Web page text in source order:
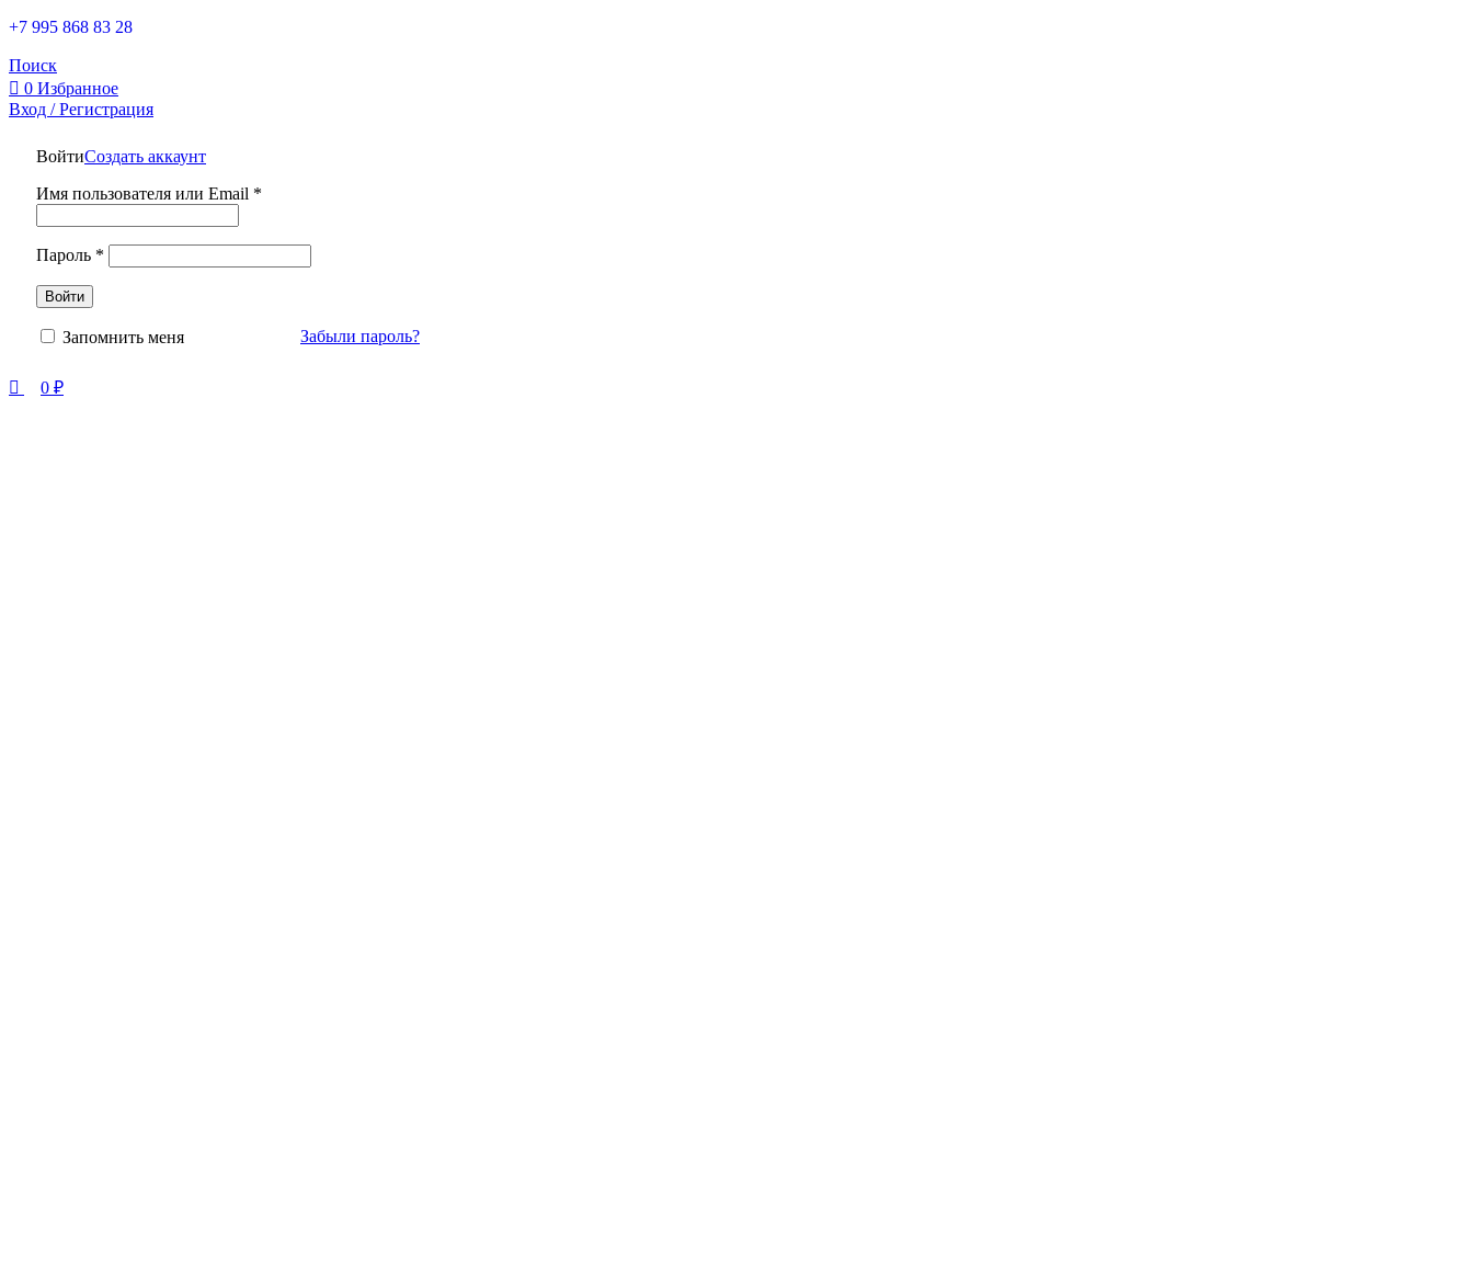
+7 995 868 83 28
Поиск
0 Избранное
Вход / Регистрация
ВойтиСоздать аккаунт
Имя пользователя или Email *
Пароль *
Войти
Забыли пароль?
Запомнить меня
0 ₽